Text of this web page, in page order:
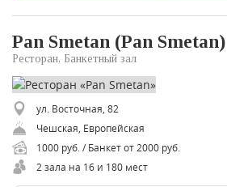
Pan Smetan (Pan Smetan)
Ресторан, Банкетный зал
ул. Восточная, 82
Чешская, Европейская
1000 руб. / Банкет от 2000 руб.
2 зала на 16 и 180 мест